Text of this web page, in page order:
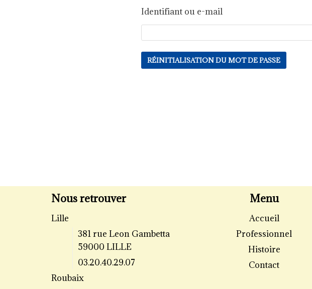
Identifiant ou e-mail
RÉINITIALISATION DU MOT DE PASSE
Nous retrouver
Lille
381 rue Leon Gambetta
59000 LILLE
03.20.40.29.07
Roubaix
Menu
Accueil
Professionnel
Histoire
Contact